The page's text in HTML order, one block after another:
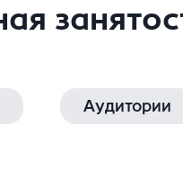
Аудитории